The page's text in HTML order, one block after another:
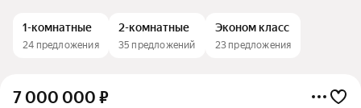
1-комнатные
24 предложения
2-комнатные
35 предложений
Эконом класс
23 предложения
7 000 000 ₽